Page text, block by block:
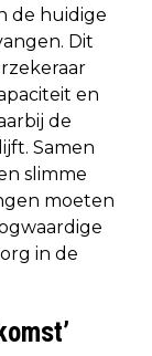
de huidige
Dit
en
de
Samen
slimme
moeten
in de